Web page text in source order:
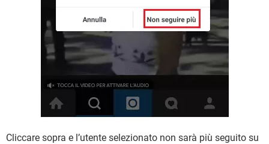
Cliccare sopra e l’utente selezionato non sarà più seguito su